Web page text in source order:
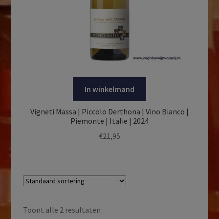
In winkelmand
Vigneti Massa | Piccolo Derthona | Vino Bianco |
Piemonte | Italie | 2024
€21,95
Toont alle 2 resultaten